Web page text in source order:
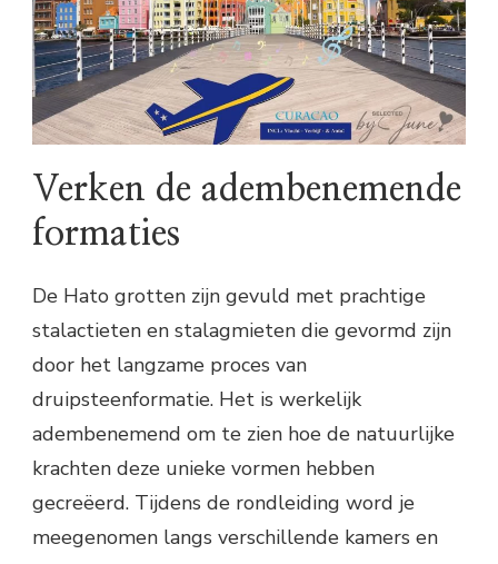
Verken de adembenemende
formaties
De Hato grotten zijn gevuld met prachtige
stalactieten en stalagmieten die gevormd zijn
door het langzame proces van
druipsteenformatie. Het is werkelijk
adembenemend om te zien hoe de natuurlijke
krachten deze unieke vormen hebben
gecreëerd. Tijdens de rondleiding word je
meegenomen langs verschillende kamers en